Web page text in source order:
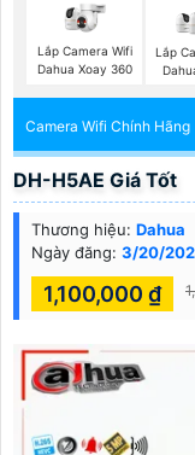
Lắp Camera Wifi
Dahua Xoay 360
Lắp
Camera Wifi Chính Hãng
DH-H5AE Giá Tốt
Thương hiệu: Dahua
Ngày đăng: 3/20/
1,100,000 ₫